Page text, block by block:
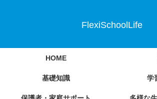
FlexiSchoolLife
HOME
基礎知識 学